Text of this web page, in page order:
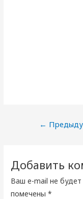
записям
←
Добавить
Ваш e-mail не будет
помечены*